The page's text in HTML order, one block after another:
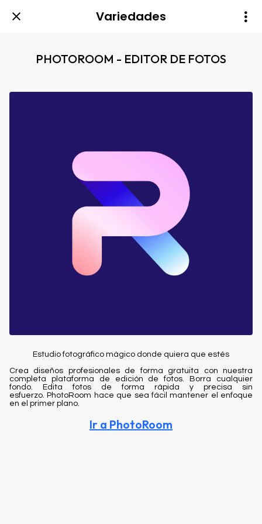
Variedades
PHOTOROOM - EDITOR DE FOTOS
Estudio fotográfico mágico donde quiera que estés
Crea diseños profesionales de forma gratuita con nuestra
completa plataforma de edición de fotos. Borra cualquier
fondo. Edita fotos de forma rápida y precisa sin
esfuerzo. PhotoRoom hace que sea fácil mantener el enfoque
en el primer plano.
Ir a PhotoRoom